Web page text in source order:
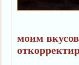
моим